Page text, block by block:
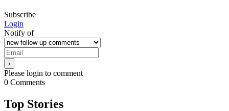
Subscribe
Login
Notify of
Please login to comment
0 Comments
Top Stories